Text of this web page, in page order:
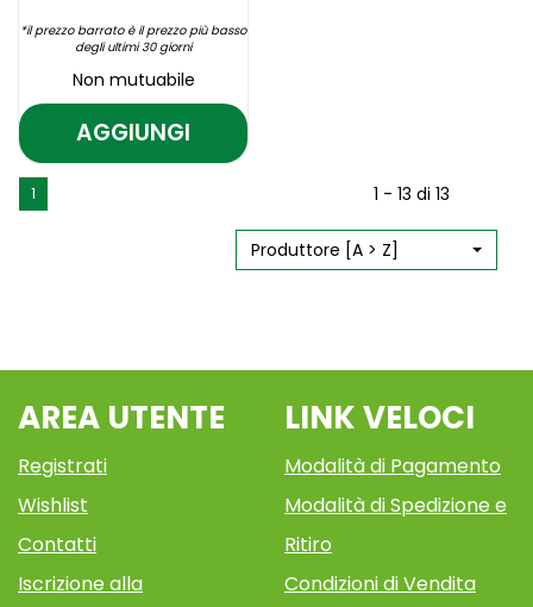
*il prezzo barrato è il prezzo più basso
degli ultimi 30 giorni
Non mutuabile
AGGIUNGIAGGIUNGI RESTIVOIL
SEBO
CARRELLO
1 1 - 13 di 13
Produttore [A > Z]
AREA UTENTE
Registrati
Wishlist
Contatti
Iscrizione alla
LINK VELOCI
Modalità di Pagamento
Modalità di Spedizione e
Ritiro
Condizioni di Vendita